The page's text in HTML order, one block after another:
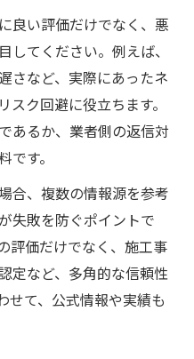
良い評価だけでなく、悪
してください。例えば、
さなど、実際にあったネ
ク回避に役立ちます。
あるか、業者側の返信対
す。
合、複数の情報源を参考
失敗を防ぐポイントで
評価だけでなく、施工事
定など、多角的な信頼性
せて、公式情報や実績も